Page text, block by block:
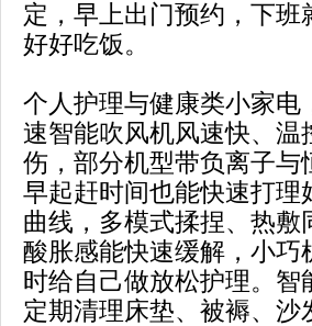
定，早上出门预约，下
好好吃饭。
个人护理与健康类小家
速智能吹风机风速快、
伤，部分机型带负离子
早起赶时间也能快速打
曲线，多模式揉捏、热
酸胀感能快速缓解，小
时给自己做放松护理。
定期清理床垫、被褥、